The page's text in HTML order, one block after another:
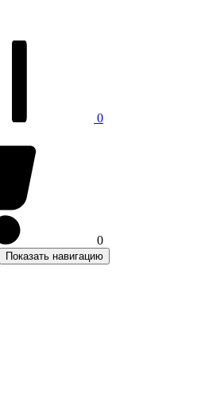
0
0
Показать навигацию